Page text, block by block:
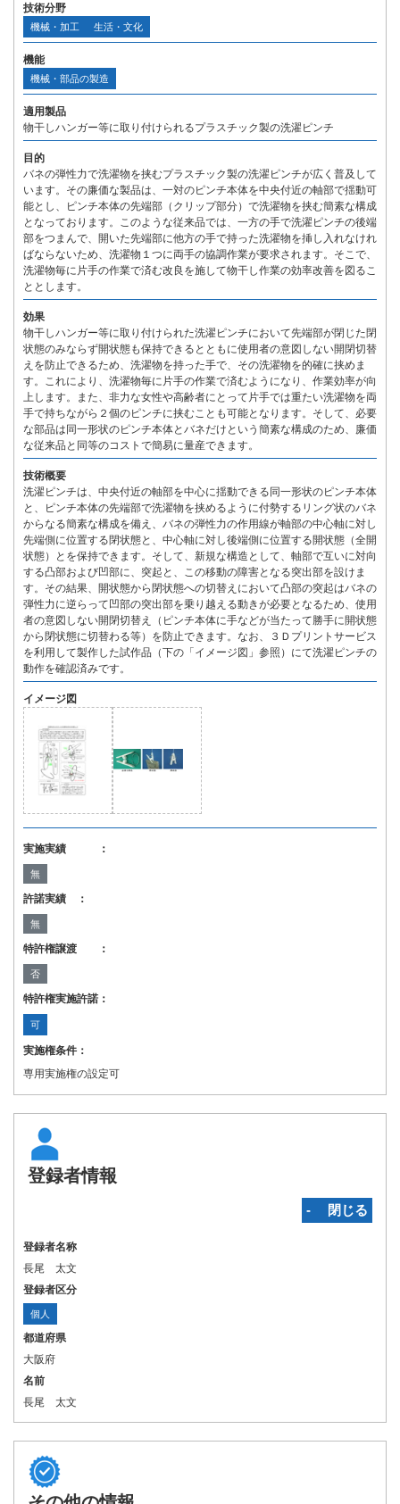
技術分野
機械・加工 生活・文化
機能
機械・部品の製造
適用製品
物干しハンガー等に取り付けられるプラスチック製の洗濯ピンチ
目的
バネの弾性力で洗濯物を挟むプラスチック製の洗濯ピンチが広く普及して
います。その廉価な製品は、一対のピンチ本体を中央付近の軸部で揺動可
能とし、ピンチ本体の先端部（クリップ部分）で洗濯物を挟む簡素な構成
となっております。このような従来品では、一方の手で洗濯ピンチの後端
部をつまんで、開いた先端部に他方の手で持った洗濯物を挿し入れなけれ
ばならないため、洗濯物１つに両手の協調作業が要求されます。そこで、
洗濯物毎に片手の作業で済む改良を施して物干し作業の効率改善を図るこ
ととします。
効果
物干しハンガー等に取り付けられた洗濯ピンチにおいて先端部が閉じた閉
状態のみならず開状態も保持できるとともに使用者の意図しない開閉切替
えを防止できるため、洗濯物を持った手で、その洗濯物を的確に挟めま
す。これにより、洗濯物毎に片手の作業で済むようになり、作業効率が向
上します。また、非力な女性や高齢者にとって片手では重たい洗濯物を両
手で持ちながら２個のピンチに挟むことも可能となります。そして、必要
な部品は同一形状のピンチ本体とバネだけという簡素な構成のため、廉価
な従来品と同等のコストで簡易に量産できます。
技術概要
洗濯ピンチは、中央付近の軸部を中心に揺動できる同一形状のピンチ本体
と、ピンチ本体の先端部で洗濯物を挟めるように付勢するリング状のバネ
からなる簡素な構成を備え、バネの弾性力の作用線が軸部の中心軸に対し
先端側に位置する閉状態と、中心軸に対し後端側に位置する開状態（全開
状態）とを保持できます。そして、新規な構造として、軸部で互いに対向
する凸部および凹部に、突起と、この移動の障害となる突出部を設けま
す。その結果、開状態から閉状態への切替えにおいて凸部の突起はバネの
弾性力に逆らって凹部の突出部を乗り越える動きが必要となるため、使用
者の意図しない開閉切替え（ピンチ本体に手などが当たって勝手に開状態
から閉状態に切替わる等）を防止できます。なお、３Ｄプリントサービス
を利用して製作した試作品（下の「イメージ図」参照）にて洗濯ピンチの
動作を確認済みです。
イメージ図
実施実績 ：
無
許諾実績 ：
無
特許権譲渡 ：
否
特許権実施許諾：
可
実施権条件：
専用実施権の設定可
登録者情報
‐ 閉じる
登録者名称
長尾 太文
登録者区分
個人
都道府県
大阪府
名前
長尾 太文